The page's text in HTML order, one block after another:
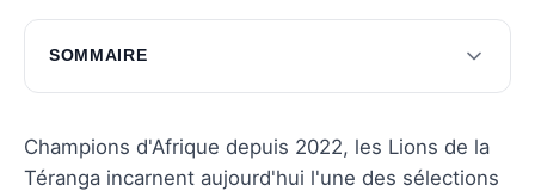
SOMMAIRE
Joueurs emblématiques des Lions de la
Histoire de l'équipe nationale sénégalaise
Champions d'Afrique depuis 2022, les Lions de la
Téranga incarnent aujourd'hui l'une des sélections